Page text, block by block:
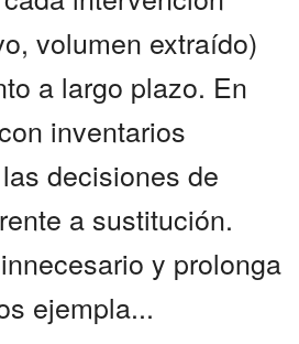
volumen extraído)
a largo plazo. En
inventarios
decisiones de
a sustitución.
y prolonga
ejempla...